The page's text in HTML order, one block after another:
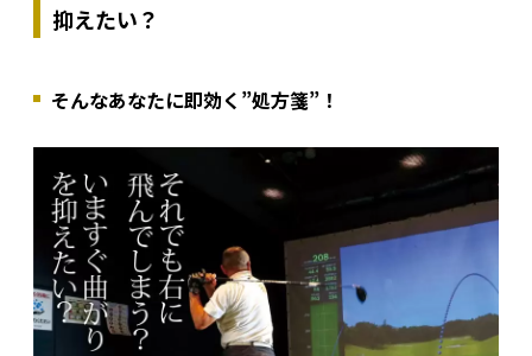
抑えたい？
そんなあなたに即効く”処方箋”！